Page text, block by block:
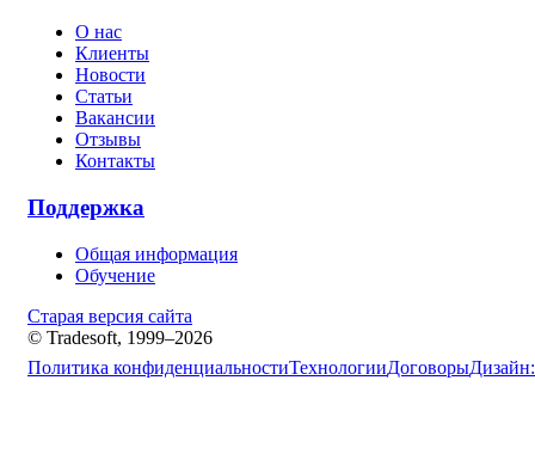
О нас
Клиенты
Новости
Статьи
Вакансии
Отзывы
Контакты
Поддержка
Общая информация
Обучение
Старая версия сайта
© Tradesoft, 1999–2026
Политика конфиденциальностиТехнологииДоговорыДизайн: